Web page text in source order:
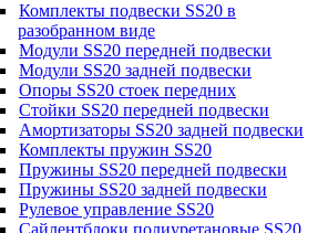
Комплекты подвески SS20 в
разобранном виде
Модули SS20 передней подвески
Модули SS20 задней подвески
Опоры SS20 стоек передних
Стойки SS20 передней подвески
Амортизаторы SS20 задней подвески
Комплекты пружин SS20
Пружины SS20 передней подвески
Пружины SS20 задней подвески
Рулевое управление SS20
Сайлентблоки полиуретановые SS20